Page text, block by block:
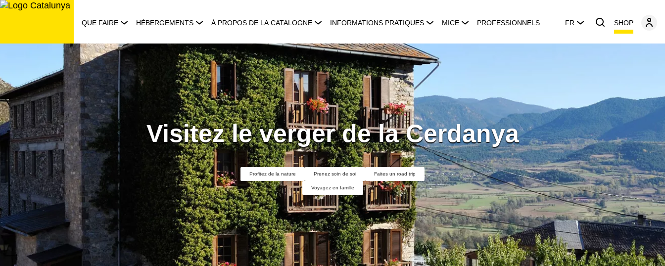
Aller
QUE FAIRE HÉBERGEMENTS À PROPOS DE LA CATALOGNE INFORMATIONS PRATIQUES MICE PROFESSIONNELS FR SHOP
Visitez le verger de la Cerdanya
Profitez de la nature Prenez soin de soi Faites un road trip
Voyagez en famille